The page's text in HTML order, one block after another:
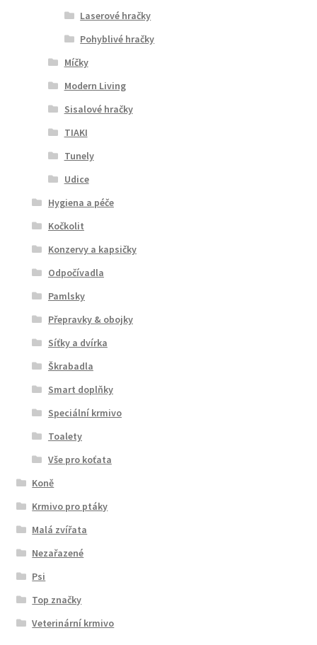
Laserové hračky
Pohyblivé hračky
Míčky
Modern Living
Sisalové hračky
TIAKI
Tunely
Udice
Hygiena a péče
Kočkolit
Konzervy a kapsičky
Odpočívadla
Pamlsky
Přepravky & obojky
Síťky a dvírka
Škrabadla
Smart doplňky
Speciální krmivo
Toalety
Vše pro koťata
Koně
Krmivo pro ptáky
Malá zvířata
Nezařazené
Psi
Top značky
Veterinární krmivo